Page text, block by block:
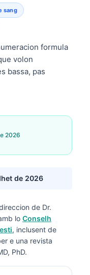
sang
formula
volon
bassa, pas
2026
de 2026
de Dr.
lo Conselh
, inclusent de
e una revista
PhD.